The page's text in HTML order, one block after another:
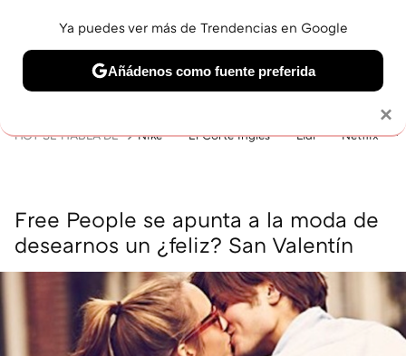
BELLEZA SHOPPING VIAJES GASTRO SNEAKERS
HOY SE HABLA DE Nike El Corte Inglés Lidl Netflix
Free People se apunta a la moda de
desearnos un ¿feliz? San Valentín
×
Ya puedes ver más de Trendencias en Google
Añádenos como fuente preferida